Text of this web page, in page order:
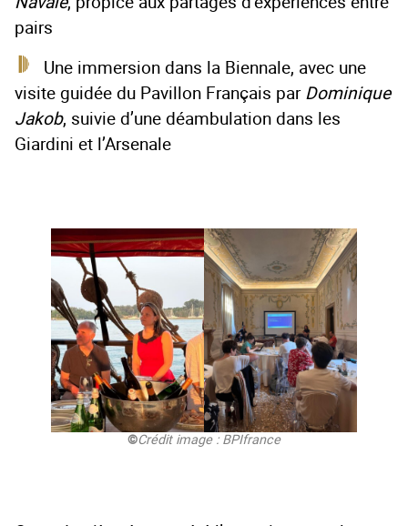
pairs
Une immersion dans la Biennale, avec une
visite guidée du Pavillon Français parDominique
Jakob, suivie d’une déambulation dans les
Giardini et l’Arsenale
©Crédit image : BPIfrance